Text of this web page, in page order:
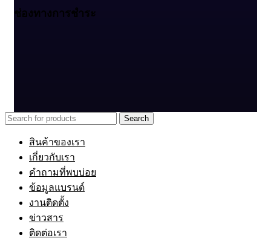
ช่องทางการชำระ
Search
สินค้าของเรา
เกี่ยวกับเรา
คำถามที่พบบ่อย
ข้อมูลแบรนด์
งานติดตั้ง
ข่าวสาร
ติดต่อเรา